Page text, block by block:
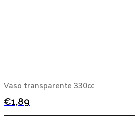
Vaso transparente 330cc
€1,89